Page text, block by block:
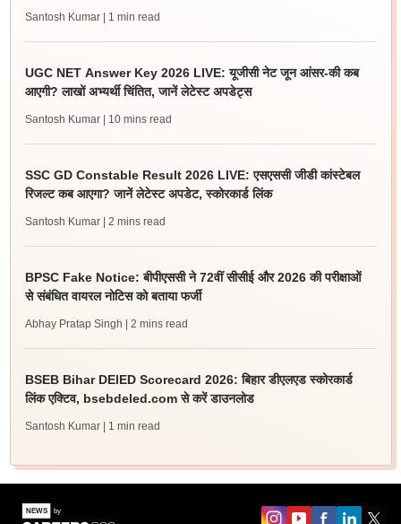
Santosh Kumar | 1 min read
UGC NET Answer Key 2026 LIVE: यूजीसी नेट जून आंसर-की कब
आएगी? लाखों अभ्यर्थी चिंतित, जानें लेटेस्ट अपडेट्स
Santosh Kumar | 10 mins read
SSC GD Constable Result 2026 LIVE: एसएससी जीडी कांस्टेबल
रिजल्ट कब आएगा? जानें लेटेस्ट अपडेट, स्कोरकार्ड लिंक
Santosh Kumar | 2 mins read
BPSC Fake Notice: बीपीएससी ने 72वीं सीसीई और 2026 की परीक्षाओं
से संबंधित वायरल नोटिस को बताया फर्जी
Abhay Pratap Singh | 2 mins read
BSEB Bihar DElED Scorecard 2026: बिहार डीएलएड स्कोरकार्ड
लिंक एक्टिव, bsebdeled.com से करें डाउनलोड
Santosh Kumar | 1 min read